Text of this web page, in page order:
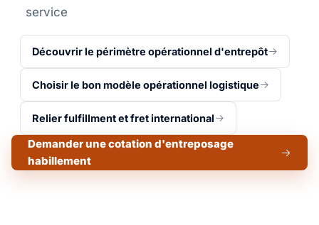
service
Découvrir le périmètre opérationnel d'entrepôt
Choisir le bon modèle opérationnel logistique
Relier fulfillment et fret international
Demander une cotation d'entreposage
habillement